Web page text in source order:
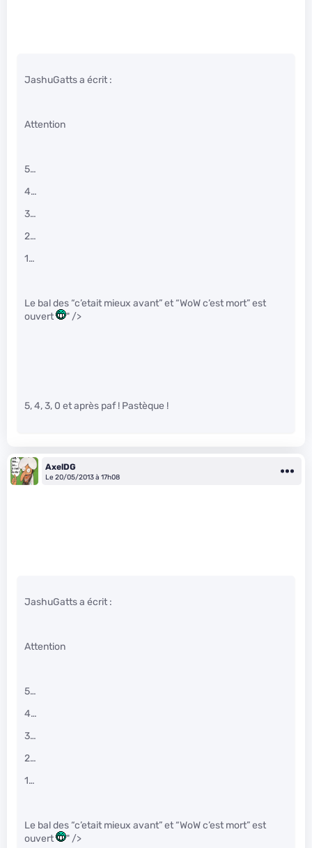
JashuGatts a écrit :
Attention
5…
4…
3…
2…
1…
Le bal des “c’etait mieux avant” et “WoW c’est mort” est
ouvert
" />
5, 4, 3, 0 et après paf ! Pastèque !
AxelDG
Le 20/05/2013 à 17h08
JashuGatts a écrit :
Attention
5…
4…
3…
2…
1…
Le bal des “c’etait mieux avant” et “WoW c’est mort” est
ouvert
" />